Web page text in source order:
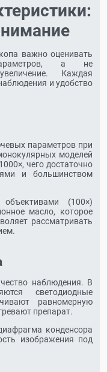
важно оценивать
а не
Каждая
и удобство
параметров при
моделей
чего достаточно
и большинством
(100×)
масло, которое
рассматривать
наблюдения. В
светодиодные
равномерную
препарат.
конденсора
изображения под